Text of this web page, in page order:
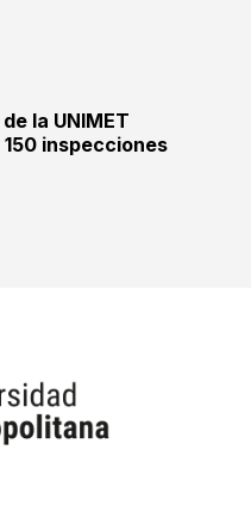
la UNIMET
inspecciones